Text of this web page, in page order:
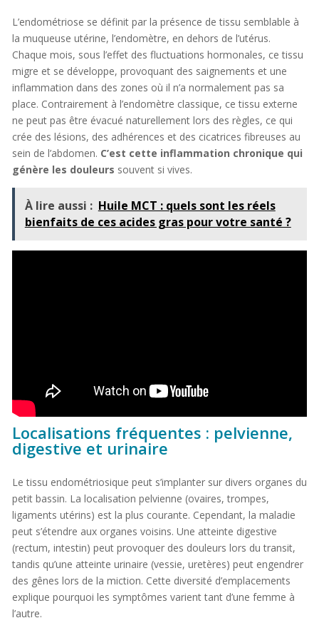
L’endométriose se définit par la présence de tissu semblable à
la muqueuse utérine, l’endomètre, en dehors de l’utérus.
Chaque mois, sous l’effet des fluctuations hormonales, ce tissu
migre et se développe, provoquant des saignements et une
inflammation dans des zones où il n’a normalement pas sa
place. Contrairement à l’endomètre classique, ce tissu externe
ne peut pas être évacué naturellement lors des règles, ce qui
crée des lésions, des adhérences et des cicatrices fibreuses au
sein de l’abdomen. C’est cette inflammation chronique qui
génère les douleurs souvent si vives.
À lire aussi : Huile MCT : quels sont les réels
bienfaits de ces acides gras pour votre santé ?
Localisations fréquentes : pelvienne,
digestive et urinaire
Le tissu endométriosique peut s’implanter sur divers organes du
petit bassin. La localisation pelvienne (ovaires, trompes,
ligaments utérins) est la plus courante. Cependant, la maladie
peut s’étendre aux organes voisins. Une atteinte digestive
(rectum, intestin) peut provoquer des douleurs lors du transit,
tandis qu’une atteinte urinaire (vessie, uretères) peut engendrer
des gênes lors de la miction. Cette diversité d’emplacements
explique pourquoi les symptômes varient tant d’une femme à
l’autre.